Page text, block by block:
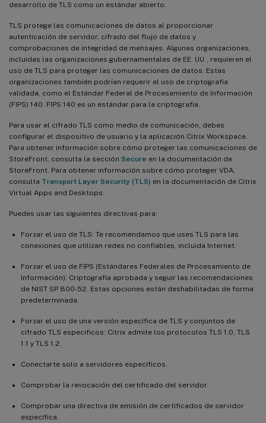
desarrollo de TLS como un estándar abierto.
TLS protege las comunicaciones de datos al proporcionar
autenticación de servidor, cifrado del flujo de datos y
comprobaciones de integridad de mensajes. Algunas organizaciones,
incluidas las organizaciones gubernamentales de EE. UU., requieren el
uso de TLS para proteger las comunicaciones de datos. Estas
organizaciones también podrían requerir el uso de criptografía
validada, como el Estándar Federal de Procesamiento de Información
(FIPS) 140. FIPS 140 es un estándar para la criptografía.
Para usar el cifrado TLS como medio de comunicación, debes
configurar el dispositivo de usuario y la aplicación Citrix Workspace.
Para obtener información sobre cómo proteger las comunicaciones de
StoreFront, consulta la sección Secure en la documentación de
StoreFront. Para obtener información sobre cómo proteger VDA,
consulta Transport Layer Security (TLS) en la documentación de Citrix
Virtual Apps and Desktops.
Puedes usar las siguientes directivas para:
Forzar el uso de TLS: Te recomendamos que uses TLS para las
conexiones que utilizan redes no confiables, incluida Internet.
Forzar el uso de FIPS (Estándares Federales de Procesamiento de
Información): Criptografía aprobada y seguir las recomendaciones
de NIST SP 800-52. Estas opciones están deshabilitadas de forma
predeterminada.
Forzar el uso de una versión específica de TLS y conjuntos de
cifrado TLS específicos: Citrix admite los protocolos TLS 1.0, TLS
1.1 y TLS 1.2.
Conectarte solo a servidores específicos.
Comprobar la revocación del certificado del servidor.
Comprobar una directiva de emisión de certificados de servidor
específica.